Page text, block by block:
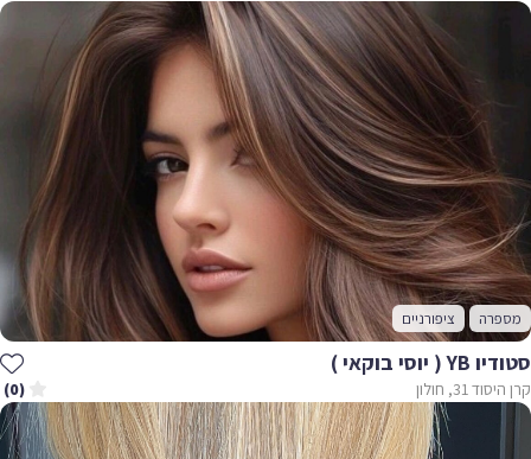
מספרה ציפורניים
סטודיו YB ( יוסי בוקאי )
קרן היסוד 31, חולון (0)